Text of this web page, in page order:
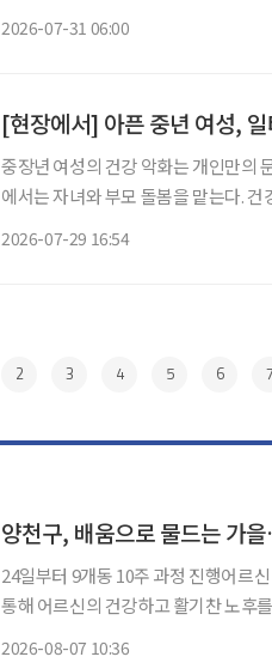
2026-07-31 06:00
[현장에서] 아픈 중년 여성,
중장년 여성의 건강 악화는 개인만의
에서는 자녀와 부모 돌봄을 맡는다.
2026-07-29 16:54
2 3 4 5 6 7
양천구, 배움으로 물드는 가
24일부터 9개동 10주 과정 진행어르신 생활 맞춤 프로
통해 어르신의 건강하고 활기찬 노후
2026-08-07 10:36